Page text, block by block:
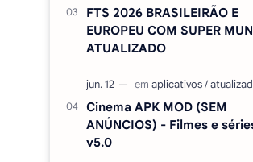
FTS 2026 BRASILEIRÃO E
EUROPEU COM SUPER
ATUALIZADO
Cinema APK MOD (SEM
ANÚNCIOS) - Filmes e
v5.0